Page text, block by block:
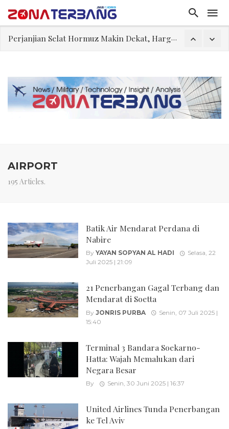
Perjanjian Selat Hormuz Makin Dekat, Harga Minyak Mentah Melonjak Akibat Serangan Terbaru Houthi
Filsafat “Toy Story”
Abdul El-Sayed Selangkah Lagi Menuju Senat AS
AIRPORT
195 Articles.
Batik Air Mendarat Perdana di
Nabire
By YAYAN SOPYAN AL HADI
Selasa, 22
Juli 2025 | 21:09
21 Penerbangan Gagal Terbang dan
Mendarat di Soetta
By JONRIS PURBA
Senin, 07 Juli 2025 |
15:40
Terminal 3 Bandara Soekarno-
Hatta: Wajah Memalukan dari
Negara Besar
By Senin, 30 Juni 2025 | 16:37
United Airlines Tunda Penerbangan
ke Tel Aviv